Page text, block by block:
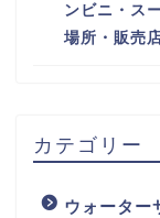
ンビニ・ス
場所・販売
カテゴリー
ウォーター